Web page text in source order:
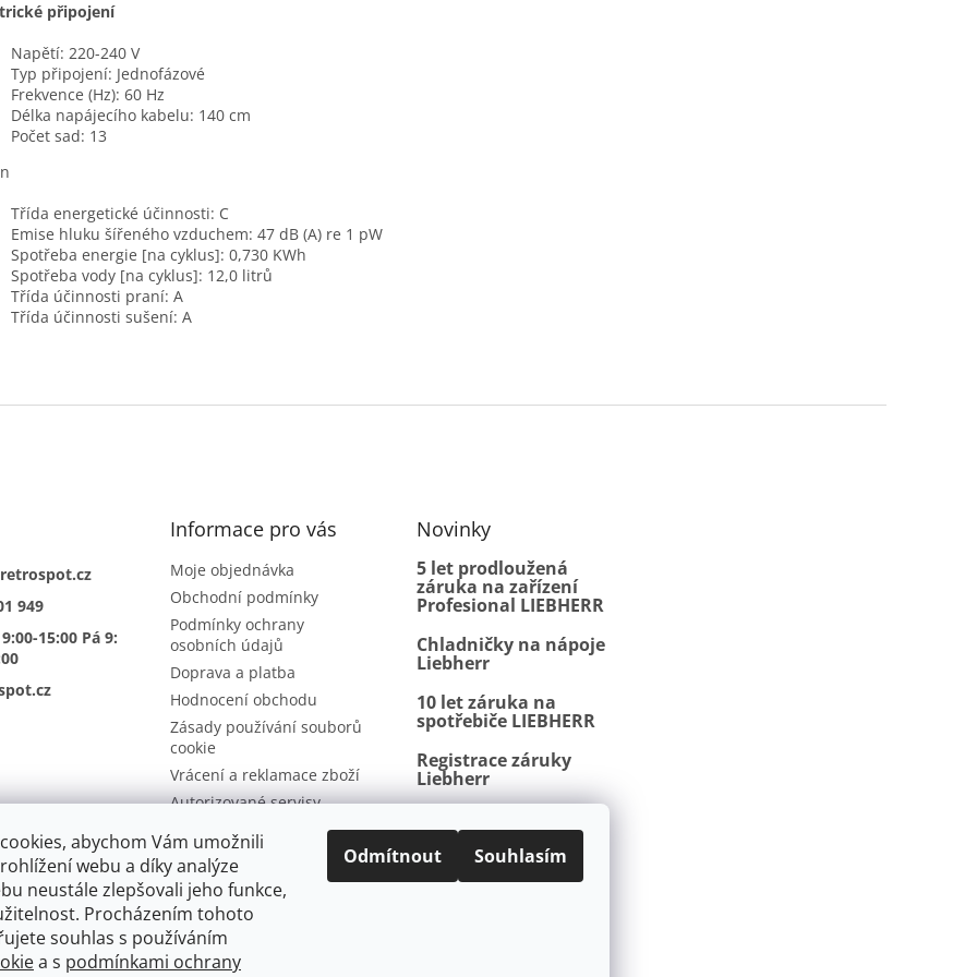
abychom Vám umožnili
webu a díky analýze
neustále zlepšovali jeho funkce,
Procházením tohoto
souhlas s používáním
a s podmínkami ochrany
Odmítnout Souhlasím
připojení
Napětí: 220-240 V
Typ připojení: Jednofázové
Frekvence (Hz): 60 Hz
Délka napájecího kabelu: 140 cm
Počet sad: 13
Třída energetické účinnosti: C
Emise hluku šířeného vzduchem: 47 dB (A) re 1 pW
Spotřeba energie [na cyklus]: 0,730 KWh
Spotřeba vody [na cyklus]: 12,0 litrů
Třída účinnosti praní: A
Třída účinnosti sušení: A
retrospot.cz
949
15:00 Pá 9:
Informace pro vás
Moje objednávka
Obchodní podmínky
Podmínky ochrany
osobních údajů
Doprava a platba
Hodnocení obchodu
Zásady používání souborů
cookie
Vrácení a reklamace zboží
Autorizované servisy
Kontakty
Novinky
5 let prodloužená
záruka na zařízení
Profesional LIEBHERR
Chladničky na nápoje
Liebherr
10 let záruka na
spotřebiče LIEBHERR
Registrace záruky
Liebherr
další pojmy
Vrácení a reklamace Ochrana osobních údajů